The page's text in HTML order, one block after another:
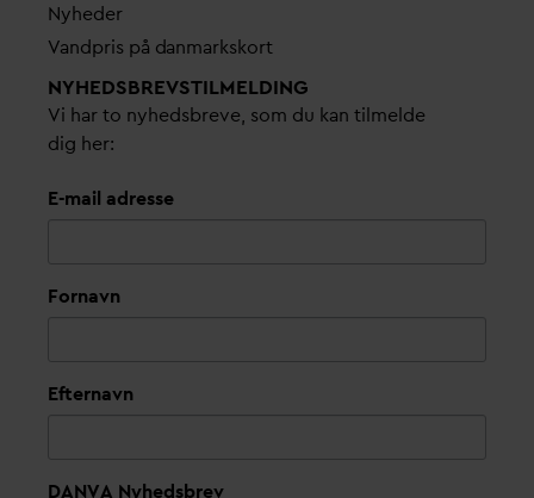
Nyheder
Vandpris på danmarkskort
NYHEDSBREVS­TILMELDING
Vi har to nyhedsbreve, som du kan tilmelde
dig her:
E-mail adresse
Fornavn
Efternavn
DANVA Nyhedsbrev